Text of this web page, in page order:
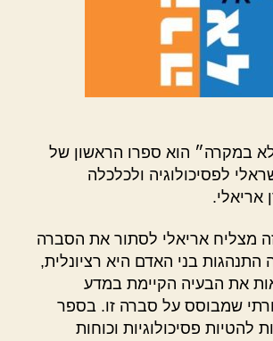
במקרה״ הוא ספרו הראשון של
לפסיכולוגיה ולכלכלה
אריאלי.
מצליח אריאלי לסתור את הסברה
התנהגות בני האדם היא רציונלית,
את הבעיה הקיימת במדע
שמבוסס על סברה זו. בספר
להטיות פסיכולוגיות וכוחות